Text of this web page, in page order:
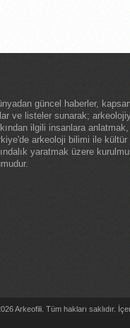
güncel haberler,
ve listeler sunarak;
ilgili insanlara anlatmak,
arkeoloji bilimi ile kültür
yaratmak üzere
Arkeofili. Tüm hakları saklıdır.